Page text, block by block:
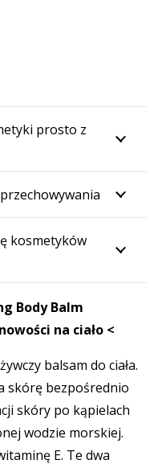
prosto z
kosmetyków
Body Balm
na ciało <
balsam do ciała.
skórę bezpośrednio
skóry po kąpielach
wodzie morskiej.
E. Te dwa